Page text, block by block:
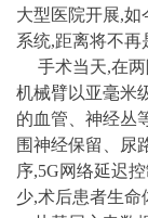
大型医院开展,如
系统,距离将不再
手术当天,在两
机械臂以亚毫米
的血管、神经丛
围神经保留、尿
序,5G网络延迟
少,术后患者生命